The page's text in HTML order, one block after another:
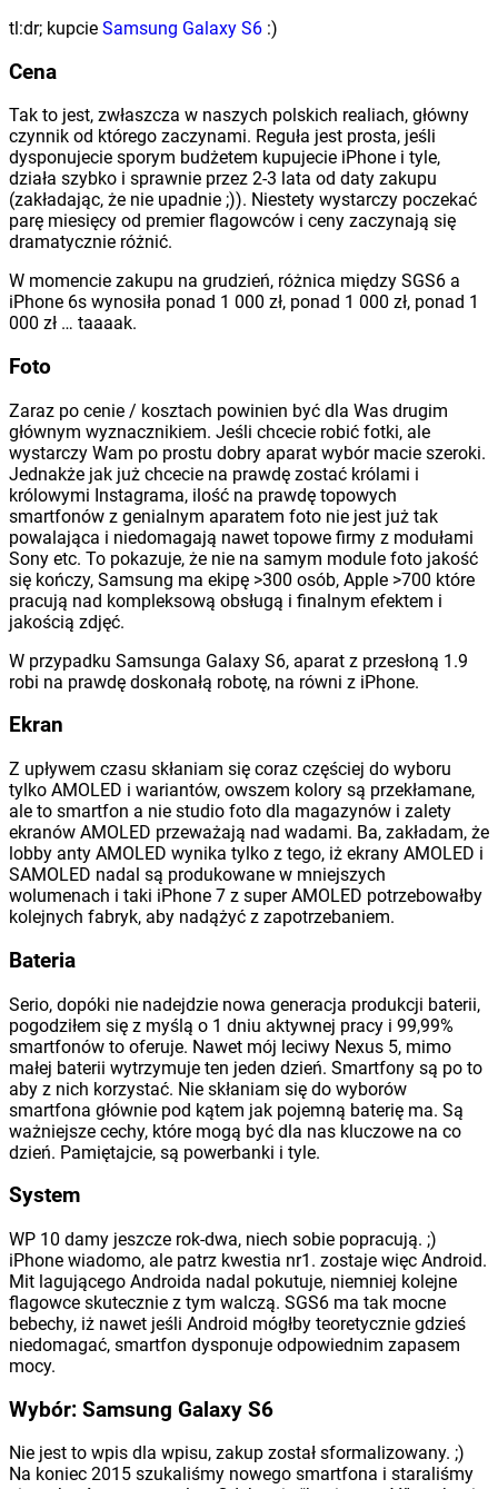
tl:dr; kupcie Samsung Galaxy S6 :)
Cena
Tak to jest, zwłaszcza w naszych polskich realiach, główny
czynnik od którego zaczynami. Reguła jest prosta, jeśli
dysponujecie sporym budżetem kupujecie iPhone i tyle,
działa szybko i sprawnie przez 2-3 lata od daty zakupu
(zakładając, że nie upadnie ;)). Niestety wystarczy poczekać
parę miesięcy od premier flagowców i ceny zaczynają się
dramatycznie różnić.
W momencie zakupu na grudzień, różnica między SGS6 a
iPhone 6s wynosiła ponad 1 000 zł, ponad 1 000 zł, ponad 1
000 zł … taaaak.
Foto
Zaraz po cenie / kosztach powinien być dla Was drugim
głównym wyznacznikiem. Jeśli chcecie robić fotki, ale
wystarczy Wam po prostu dobry aparat wybór macie szeroki.
Jednakże jak już chcecie na prawdę zostać królami i
królowymi Instagrama, ilość na prawdę topowych
smartfonów z genialnym aparatem foto nie jest już tak
powalająca i niedomagają nawet topowe firmy z modułami
Sony etc. To pokazuje, że nie na samym module foto jakość
się kończy, Samsung ma ekipę >300 osób, Apple >700 które
pracują nad kompleksową obsługą i finalnym efektem i
jakością zdjęć.
W przypadku Samsunga Galaxy S6, aparat z przesłoną 1.9
robi na prawdę doskonałą robotę, na równi z iPhone.
Ekran
Z upływem czasu skłaniam się coraz częściej do wyboru
tylko AMOLED i wariantów, owszem kolory są przekłamane,
ale to smartfon a nie studio foto dla magazynów i zalety
ekranów AMOLED przeważają nad wadami. Ba, zakładam, że
lobby anty AMOLED wynika tylko z tego, iż ekrany AMOLED i
SAMOLED nadal są produkowane w mniejszych
wolumenach i taki iPhone 7 z super AMOLED potrzebowałby
kolejnych fabryk, aby nadążyć z zapotrzebaniem.
Bateria
Serio, dopóki nie nadejdzie nowa generacja produkcji baterii,
pogodziłem się z myślą o 1 dniu aktywnej pracy i 99,99%
smartfonów to oferuje. Nawet mój leciwy Nexus 5, mimo
małej baterii wytrzymuje ten jeden dzień. Smartfony są po to
aby z nich korzystać. Nie skłaniam się do wyborów
smartfona głównie pod kątem jak pojemną baterię ma. Są
ważniejsze cechy, które mogą być dla nas kluczowe na co
dzień. Pamiętajcie, są powerbanki i tyle.
System
WP 10 damy jeszcze rok-dwa, niech sobie popracują. ;)
iPhone wiadomo, ale patrz kwestia nr1. zostaje więc Android.
Mit lagującego Androida nadal pokutuje, niemniej kolejne
flagowce skutecznie z tym walczą. SGS6 ma tak mocne
bebechy, iż nawet jeśli Android mógłby teoretycznie gdzieś
niedomagać, smartfon dysponuje odpowiednim zapasem
mocy.
Wybór: Samsung Galaxy S6
Nie jest to wpis dla wpisu, zakup został sformalizowany. ;)
Na koniec 2015 szukaliśmy nowego smartfona i staraliśmy